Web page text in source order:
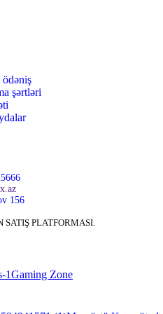
ödəniş
şərtləri
156
SATIŞ PLATFORMASI.
Gaming Zone